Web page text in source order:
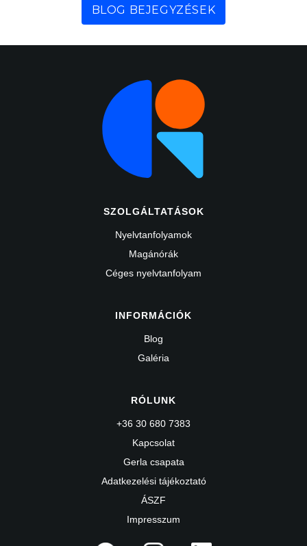
BLOG BEJEGYZÉSEK
SZOLGÁLTATÁSOK
Nyelvtanfolyamok
Magánórák
Céges nyelvtanfolyam
INFORMÁCIÓK
Blog
Galéria
RÓLUNK
+36 30 680 7383
Kapcsolat
Gerla csapata
Adatkezelési tájékoztató
ÁSZF
Impresszum